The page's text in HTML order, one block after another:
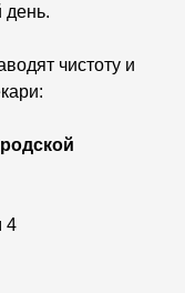
день.
чистоту и
4